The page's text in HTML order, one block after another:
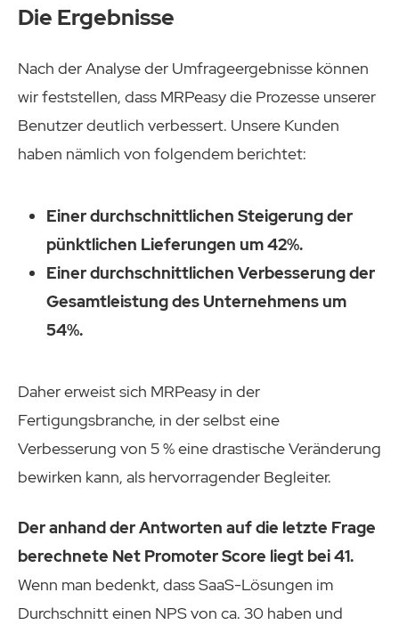
Die Ergebnisse
Nach der Analyse der Umfrageergebnisse können
wir feststellen, dass MRPeasy die Prozesse unserer
Benutzer deutlich verbessert. Unsere Kunden
haben nämlich von folgendem berichtet:
Einer durchschnittlichen Steigerung der
pünktlichen Lieferungen um 42%.
Einer durchschnittlichen Verbesserung der
Gesamtleistung des Unternehmens um
54%.
Daher erweist sich MRPeasy in der
Fertigungsbranche, in der selbst eine
Verbesserung von 5 % eine drastische Veränderung
bewirken kann, als hervorragender Begleiter.
Der anhand der Antworten auf die letzte Frage
berechnete Net Promoter Score liegt bei 41.
Wenn man bedenkt, dass SaaS-Lösungen im
Durchschnitt einen NPS von ca. 30 haben und